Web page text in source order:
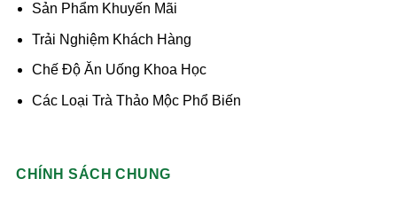
Sản Phẩm Khuyến Mãi
Trải Nghiệm Khách Hàng
Chế Độ Ăn Uống Khoa Học
Các Loại Trà Thảo Mộc Phổ Biến
CHÍNH SÁCH CHUNG